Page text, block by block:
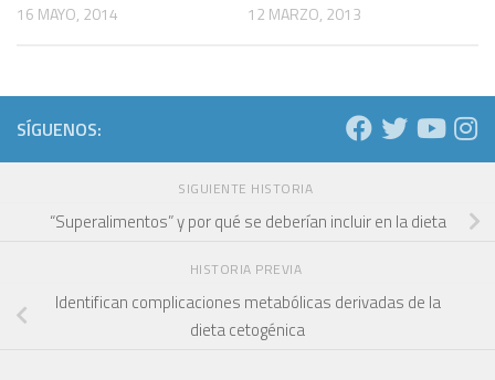
16 MAYO, 2014 12 MARZO, 2013
SÍGUENOS:
SIGUIENTE HISTORIA
“Superalimentos” y por qué se deberían incluir en la dieta
HISTORIA PREVIA
Identifican complicaciones metabólicas derivadas de la
dieta cetogénica